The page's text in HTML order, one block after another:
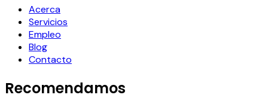
Acerca
Servicios
Empleo
Blog
Contacto
Recomendamos